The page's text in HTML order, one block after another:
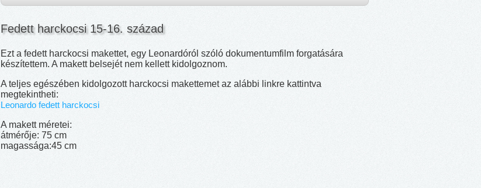
Fedett harckocsi 15-16. század
Ezt a fedett harckocsi makettet, egy Leonardóról szóló dokumentumfilm forgatására
készítettem. A makett belsejét nem kellett kidolgoznom.
A teljes egészében kidolgozott harckocsi makettemet az alábbi linkre kattintva
megtekintheti:
Leonardo fedett harckocsi
A makett méretei:
átmérője: 75 cm
magassága:45 cm